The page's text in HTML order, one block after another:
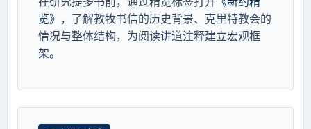
览》 ，了解教牧书信的历史背景、克里特教会的
情况与整体结构，为阅读讲道注释建立宏观框
架。